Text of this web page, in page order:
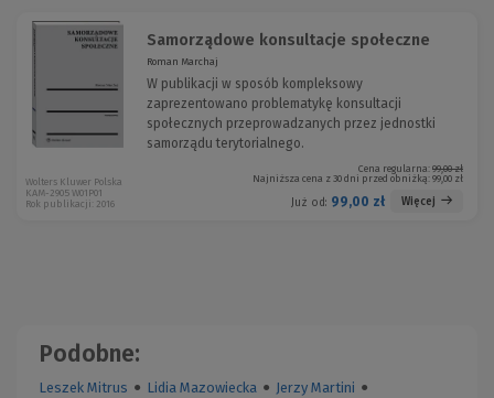
Samorządowe konsultacje społeczne
Roman Marchaj
W publikacji w sposób kompleksowy
zaprezentowano problematykę konsultacji
społecznych przeprowadzanych przez jednostki
samorządu terytorialnego.
Cena regularna: 99,00 zł
Najniższa cena z 30 dni przed obniżką: 99,00 zł
Już od: 99,00 zł Więcej
Wolters Kluwer Polska
KAM-2905 W01P01
Rok publikacji: 2016
Podobne:
Leszek Mitrus ● Lidia Mazowiecka ● Jerzy Martini ●